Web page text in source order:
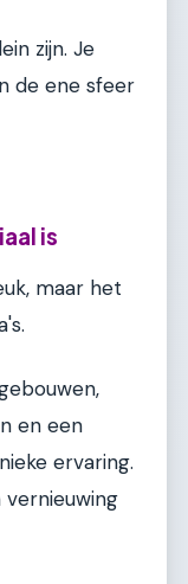
zijn. Je
de ene sfeer
is
maar het
en een
ervaring.